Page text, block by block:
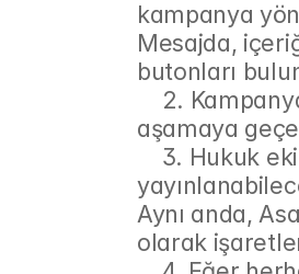
kampanya
Mesajda,
butonları
aşamaya
Aynı anda,
olarak